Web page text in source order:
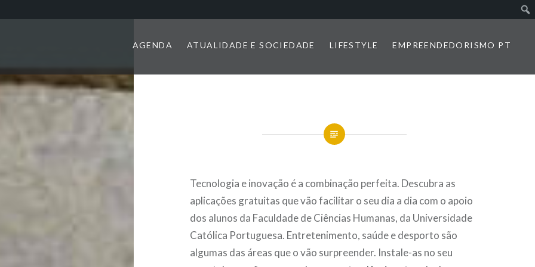
AGENDA ATUALIDADE E SOCIEDADE LIFESTYLE EMPREENDEDORISMO PT
Tecnologia e inovação é a combinação perfeita. Descubra as
aplicações gratuitas que vão facilitar o seu dia a dia com o apoio
dos alunos da Faculdade de Ciências Humanas, da Universidade
Católica Portuguesa. Entretenimento, saúde e desporto são
algumas das áreas que o vão surpreender. Instale-as no seu